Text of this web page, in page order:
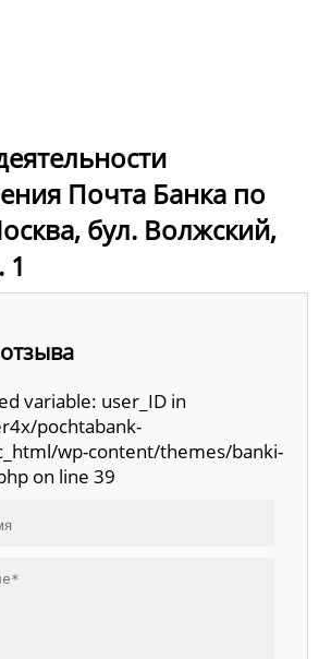
Почта Банка по
бул. Волжский,
1
variable: user_ID in
pochtabank-
wp-content/themes/banki-
on line 39